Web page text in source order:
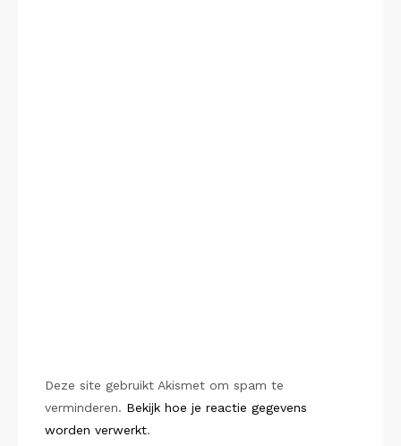
Deze site gebruikt Akismet om spam te
verminderen. Bekijk hoe je reactie gegevens
worden verwerkt.